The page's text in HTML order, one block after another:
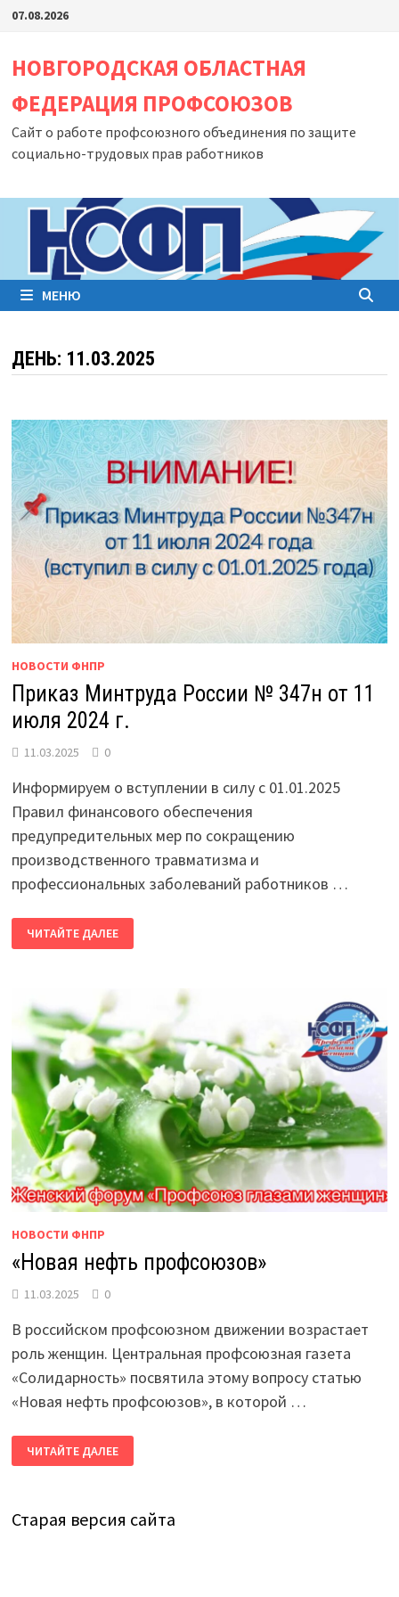
Перейти
содержимому
07.08.2026
НОВГОРОДСКАЯ ОБЛАСТНАЯ
ФЕДЕРАЦИЯ ПРОФСОЮЗОВ
Сайт о работе профсоюзного объединения по защите
социально-трудовых прав работников
МЕНЮ
ДЕНЬ: 11.03.2025
НОВОСТИ ФНПР
Приказ Минтруда России № 347н от 11
июля 2024 г.
11.03.2025 0
Информируем о вступлении в силу с 01.01.2025
Правил финансового обеспечения
предупредительных мер по сокращению
производственного травматизма и
профессиональных заболеваний работников …
ПРИКАЗ
МИНТРУДА
РОССИИ
ИЮЛЯ
2024
Г.
ЧИТАЙТЕ ДАЛЕЕ
НОВОСТИ ФНПР
«Новая нефть профсоюзов»
11.03.2025 0
В российском профсоюзном движении возрастает
роль женщин. Центральная профсоюзная газета
«Солидарность» посвятила этому вопросу статью
«Новая нефть профсоюзов», в которой …
«НОВАЯ
НЕФТЬ
ПРОФСОЮЗОВ»
ЧИТАЙТЕ ДАЛЕЕ
Старая версия сайта